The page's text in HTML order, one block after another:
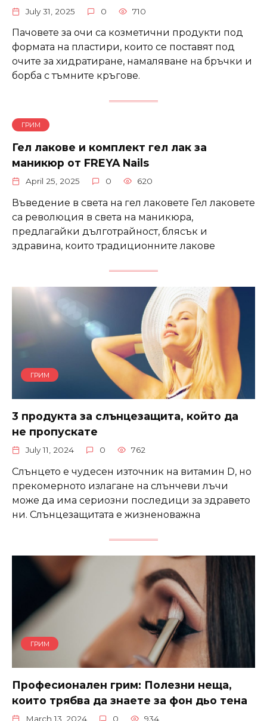
July 31, 2025 0 710
Пачовете за очи са козметични продукти под
формата на пластири, които се поставят под
очите за хидратиране, намаляване на бръчки и
борба с тъмните кръгове.
ГРИМ
Гел лакове и комплект гел лак за
маникюр от FREYA Nails
April 25, 2025 0 620
Въведение в света на гел лаковете Гел лаковете
са революция в света на маникюра,
предлагайки дълготрайност, блясък и
здравина, които традиционните лакове
ГРИМ
3 продукта за слънцезащита, който да
не пропускате
July 11, 2024 0 762
Слънцето е чудесен източник на витамин D, но
прекомерното излагане на слънчеви лъчи
може да има сериозни последици за здравето
ни. Слънцезащитата е жизненоважна
ГРИМ
Професионален грим: Полезни неща,
които трябва да знаете за фон дьо тена
March 13, 2024 0 934